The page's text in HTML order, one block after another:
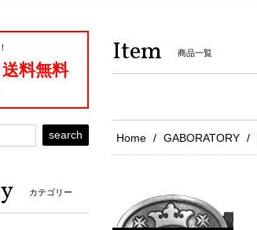
Item 商品一覧
Home GABORATORY
料無料
search
カテゴリー